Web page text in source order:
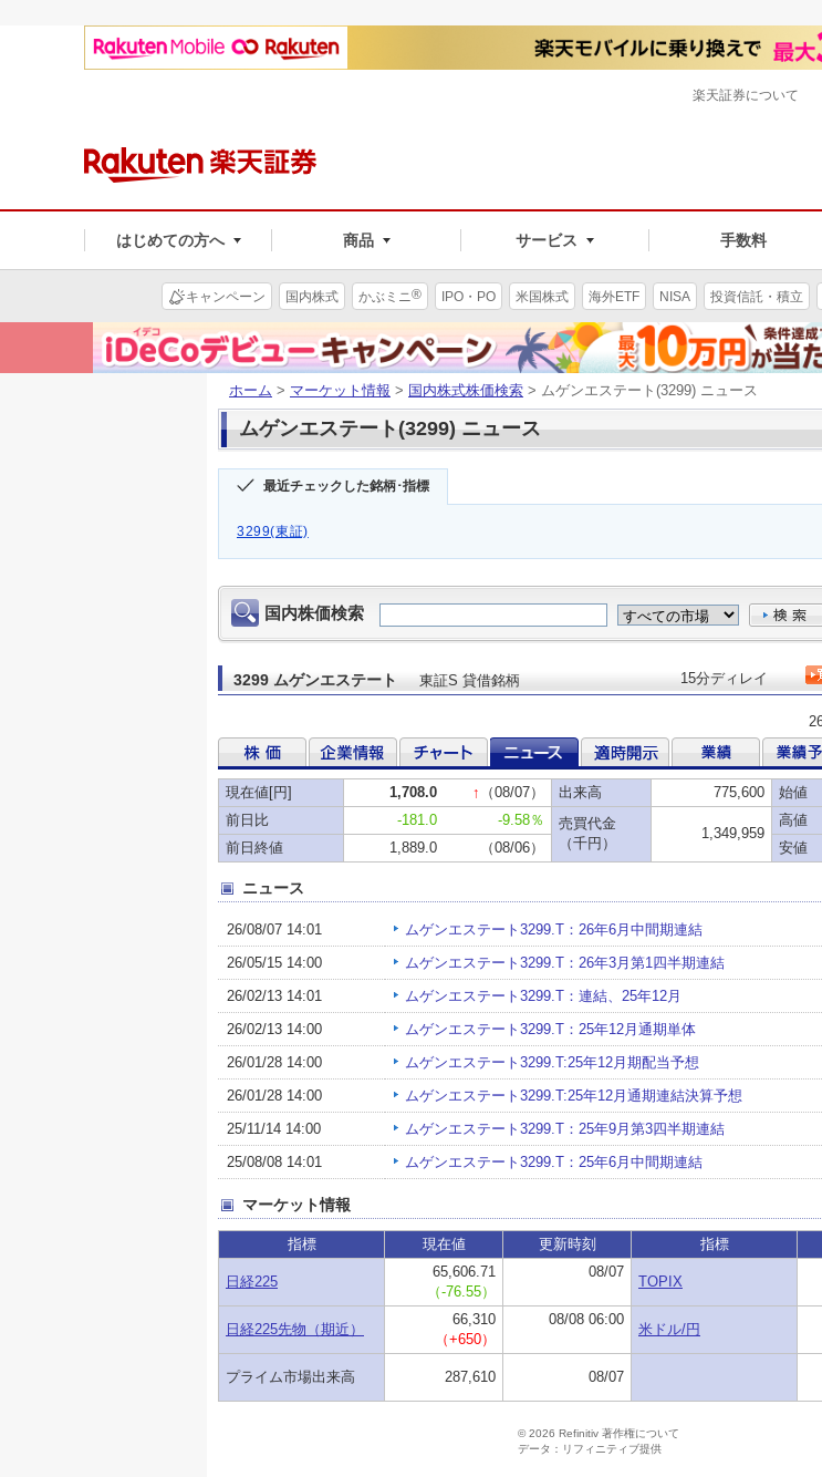
はじめての方へ 商品 サービス 手数料
楽天証券について
キャンペーン 国内株式 かぶミニ® IPO・PO 米国株式 海外ETF NISA 投資信託・積立
ホーム > マーケット情報 > 国内株式株価検索 > ムゲンエステート(3299) ニュース
ムゲンエステート(3299) ニュース
最近チェックした銘柄･指標
3299(東証)